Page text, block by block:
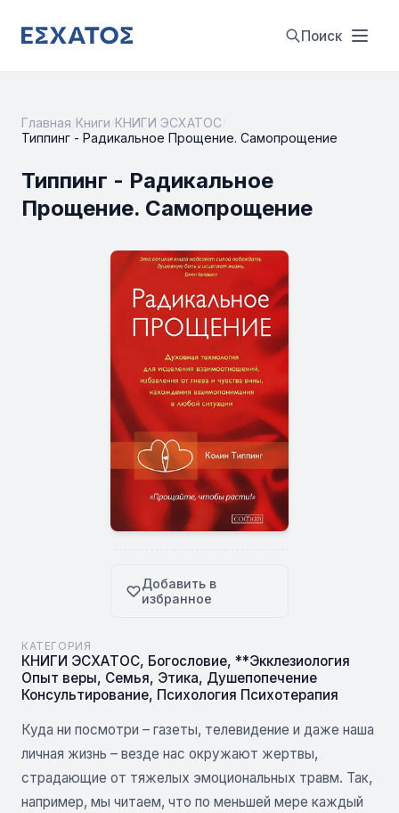
Поиск
Главная Книги КНИГИ ЭСХАТОС
Типпинг - Радикальное Прощение. Самопрощение
Типпинг - Радикальное
Прощение. Самопрощение
Добавить в
избранное
КАТЕГОРИЯ
КНИГИ ЭСХАТОС, Богословие, **Экклезиология
Опыт веры, Семья, Этика, Душепопечение
Консультирование, Психология Психотерапия
Куда ни посмотри – газеты, телевидение и даже наша
личная жизнь – везде нас окружают жертвы,
страдающие от тяжелых эмоциональных травм. Так,
например, мы читаем, что по меньшей мере каждый